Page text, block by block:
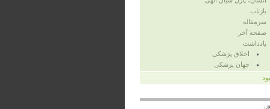
بازتاب
سرمقاله
صفحه‌ آخر
یادداشت
اخلاق پزشکی
جهان پزشکی